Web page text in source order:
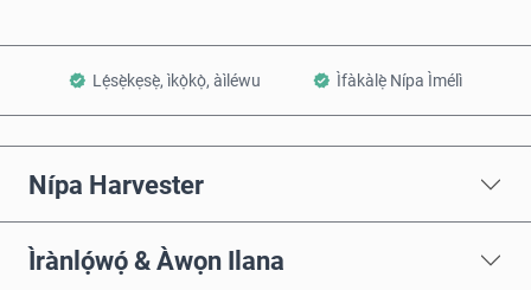
Lẹ́sẹ̀kẹsẹ̀, ìkọ̀kọ̀, àìléwu Ìfàkàlẹ̀ Nípa Ìmélì
Nípa Harvester
Ìrànlọ́wọ́ & Àwọn Ilana